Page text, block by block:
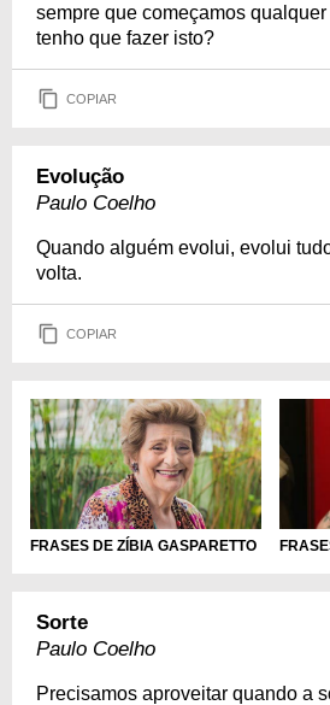
sempre que começamos
tenho que fazer isto?
COPIAR
Evolução
Paulo Coelho
Quando alguém evolui, evolui
volta.
COPIAR
FRASES DE ZÍBIA GASPARETTO
Sorte
Paulo Coelho
Precisamos aproveitar quando a